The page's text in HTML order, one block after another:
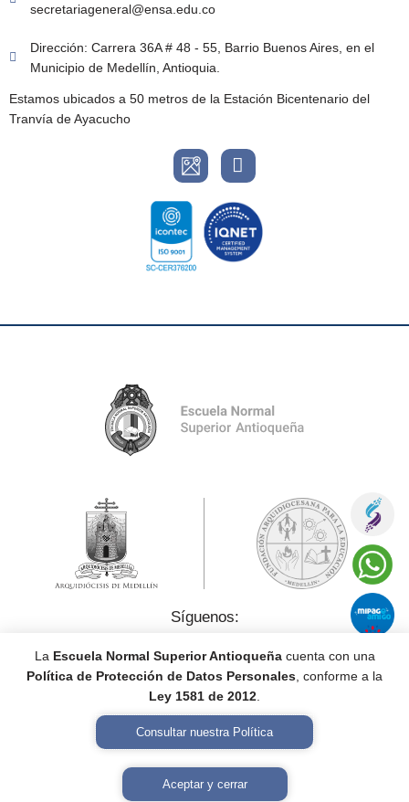
secretariageneral@ensa.edu.co
Dirección: Carrera 36A # 48 - 55, Barrio Buenos Aires, en el
Municipio de Medellín, Antioquia.
Estamos ubicados a 50 metros de la Estación Bicentenario del
Tranvía de Ayacucho
Síguenos:
Política de Tratamiento de Datos Personales
La Escuela Normal Superior Antioqueñacuenta con una
Política de Protección de Datos Personales , conforme a la
Ley 1581 de 2012
Consultar nuestra Política
Aceptar y cerrar